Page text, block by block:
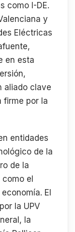
como I-DE.
y
Eléctricas
en esta
aliado clave
firme por la
entidades
de la
de la
como el
El
la UPV
la